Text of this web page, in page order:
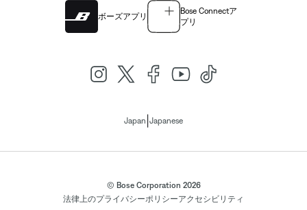
ボーズアプリ
Bose Connectア
プリ
Japan Japanese
© Bose Corporation 2026
法律上のプライバシーポリシーアクセシビリティ